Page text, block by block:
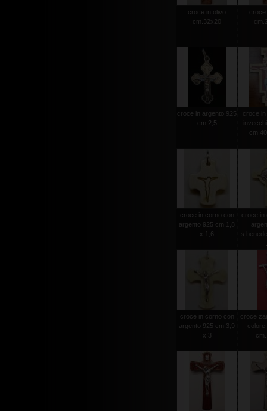
croce in olivo
cm.32x20
croce
croce in argento 925
cm.2,5
croce
croce in corno con
argento 925 cm.1,8
x 1,6
croce in
croce in corno con
argento 925 cm.3,9
x 3
croce
colore